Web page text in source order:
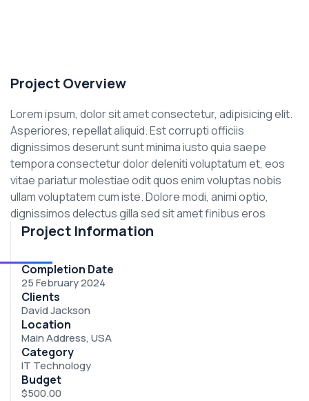
Project Overview
Lorem ipsum, dolor sit amet consectetur, adipisicing elit.
Asperiores, repellat aliquid. Est corrupti officiis
dignissimos deserunt sunt minima iusto quia saepe
tempora consectetur dolor deleniti voluptatum et, eos
vitae pariatur molestiae odit quos enim voluptas nobis
ullam voluptatem cum iste. Dolore modi, animi optio,
dignissimos delectus gilla sed sit amet finibus eros
Project Information
Completion Date
25 February 2024
Clients
David Jackson
Location
Main Address, USA
Category
IT Technology
Budget
$500.00